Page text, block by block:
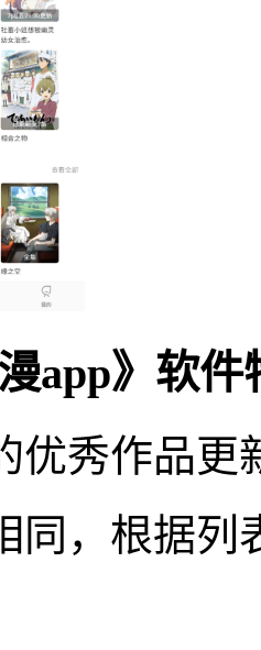
app》软
优秀作品
同，根据列